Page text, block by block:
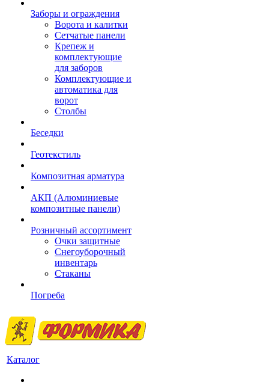
Заборы и ограждения
Ворота и калитки
Сетчатые панели
Крепеж и
комплектующие
для заборов
Комплектующие и
автоматика для
ворот
Столбы
Беседки
Геотекстиль
Композитная арматура
АКП (Алюминиевые
композитные панели)
Розничный ассортимент
Очки защитные
Снегоуборочный
инвентарь
Стаканы
Погреба
Каталог